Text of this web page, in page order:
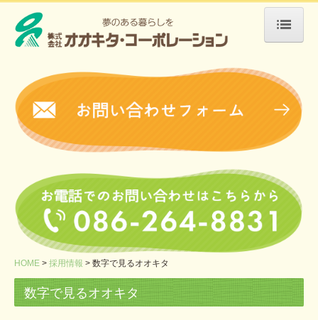
会社案内
介護事業
グループホーム
入居のお申込について
会員限定
会員限定2
売買・物件情報
HOME 採用情報 数字で見るオオキタ
数字で見るオオキタ